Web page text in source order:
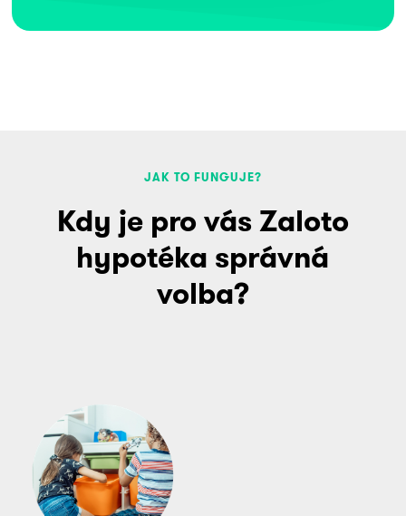
JAK TO FUNGUJE?
Kdy je pro vás Zaloto
hypotéka správná
volba?